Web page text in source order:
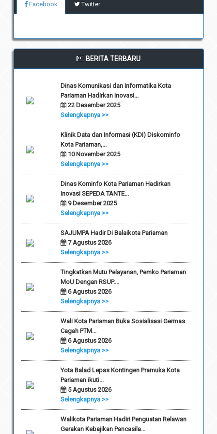
Facebook Twitter
BERITA TERBARU
Dinas Komunikasi dan Informatika Kota
Pariaman Hadirkan Inovasi...
22 Desember 2025
Selengkapnya >>
Klinik Data dan Informasi (KDI) Diskominfo
Kota Pariaman,...
10 November 2025
Selengkapnya >>
Dinas Kominfo Kota Pariaman Hadirkan
Inovasi SEPEDA TANTE...
9 Desember 2025
Selengkapnya >>
SAJUMPA Hadir Di Balaikota Pariaman
7 Agustus 2026
Selengkapnya >>
Tingkatkan Mutu Pelayanan, Pemko Pariaman
MoU Dengan RSUP....
6 Agustus 2026
Selengkapnya >>
Wali Kota Pariaman Buka Sosialisasi Germas
Cagah PTM...
6 Agustus 2026
Selengkapnya >>
Yota Balad Lepas Kontingen Pramuka Kota
Pariaman ikuti...
5 Agustus 2026
Selengkapnya >>
Walikota Pariaman Hadiri Penguatan Relawan
Gerakan Kebajikan Pancasila...